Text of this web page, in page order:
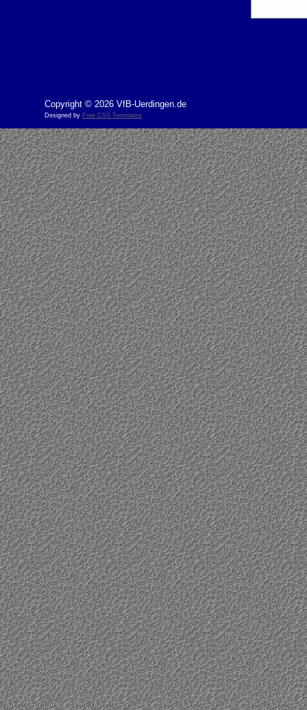
Copyright © 2026 VfB-Uerdingen.de
Designed by Free CSS Templates